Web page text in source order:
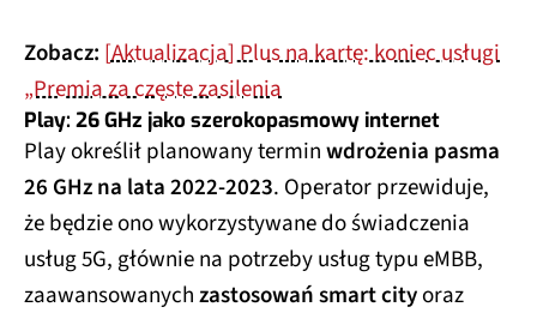
Zobacz: [Aktualizacja] Plus na kartę: koniec usługi
„Premia za częste zasilenia
Play: 26 GHz jako szerokopasmowy internet
Play określił planowany terminwdrożenia pasma
26 GHz na lata 2022-2023. Operator przewiduje,
że będzie ono wykorzystywane do świadczenia
usług 5G, głównie na potrzeby usług typu eMBB,
zaawansowanychzastosowań smart cityoraz